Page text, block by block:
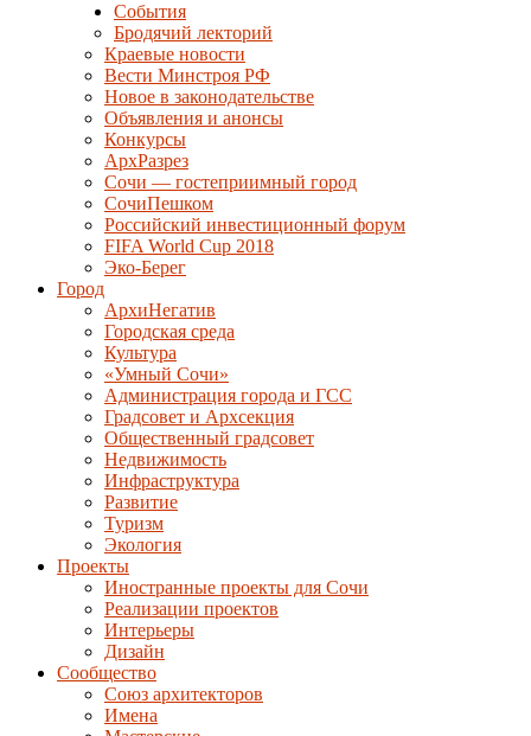
События
Бродячий лекторий
Краевые новости
Вести Минстроя РФ
Новое в законодательстве
Объявления и анонсы
Конкурсы
АрхРазрез
Сочи — гостеприимный город
СочиПешком
Российский инвестиционный форум
FIFA World Cup 2018
Эко-Берег
Город
АрхиНегатив
Городская среда
Культура
«Умный Сочи»
Администрация города и ГСС
Градсовет и Архсекция
Общественный градсовет
Недвижимость
Инфраструктура
Развитие
Туризм
Экология
Проекты
Иностранные проекты для Сочи
Реализации проектов
Интерьеры
Дизайн
Сообщество
Союз архитекторов
Имена